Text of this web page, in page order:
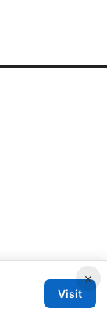
×
Visit